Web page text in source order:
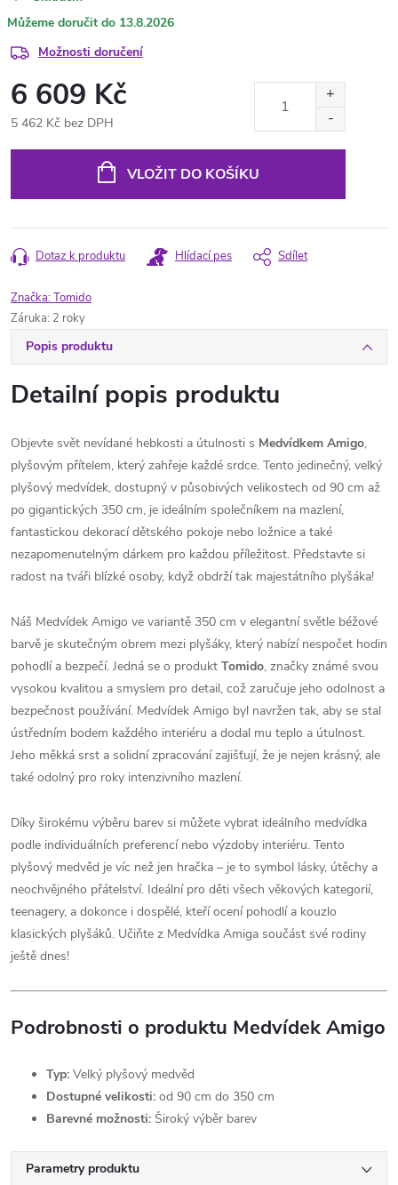
13.8.2026
Možnosti doručení
6 609 Kč
5 462 Kč bez DPH
VLOŽIT DO KOŠÍKU
Dotaz k produktu Hlídací pes Sdílet
Značka:Tomido
Záruka: 2 roky
Popis produktu
Detailní popis produktu
Objevte svět nevídané hebkosti a útulnosti s Medvídkem Amigo,
plyšovým přítelem, který zahřeje každé srdce. Tento jedinečný, velký
plyšový medvídek, dostupný v působivých velikostech od 90 cm až
po gigantických 350 cm, je ideálním společníkem na mazlení,
fantastickou dekorací dětského pokoje nebo ložnice a také
nezapomenutelným dárkem pro každou příležitost. Představte si
radost na tváři blízké osoby, když obdrží tak majestátního plyšáka!
Náš Medvídek Amigo ve variantě 350 cm v elegantní světle béžové
barvě je skutečným obrem mezi plyšáky, který nabízí nespočet hodin
pohodlí a bezpečí. Jedná se o produkt Tomido, značky známé svou
vysokou kvalitou a smyslem pro detail, což zaručuje jeho odolnost a
bezpečnost používání. Medvídek Amigo byl navržen tak, aby se stal
ústředním bodem každého interiéru a dodal mu teplo a útulnost.
Jeho měkká srst a solidní zpracování zajišťují, že je nejen krásný, ale
také odolný pro roky intenzivního mazlení.
Díky širokému výběru barev si můžete vybrat ideálního medvídka
podle individuálních preferencí nebo výzdoby interiéru. Tento
plyšový medvěd je víc než jen hračka – je to symbol lásky, útěchy a
neochvějného přátelství. Ideální pro děti všech věkových kategorií,
teenagery, a dokonce i dospělé, kteří ocení pohodlí a kouzlo
klasických plyšáků. Učiňte z Medvídka Amiga součást své rodiny
ještě dnes!
Podrobnosti o produktu Medvídek Amigo
Typ: Velký plyšový medvěd
Dostupné velikosti: od 90 cm do 350 cm
Barevné možnosti: Široký výběr barev
Parametry produktu